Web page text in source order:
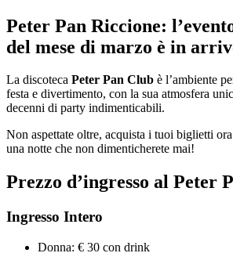
Peter Pan Riccione:
del mese di marzo è in
La discoteca Peter Pan Club è l’ambiente
festa e divertimento, con la sua atmosfera
decenni di party indimenticabili.
Non aspettate oltre, acquista i tuoi biglietti
una notte che non dimenticherete mai!
Prezzo d’ingresso al Peter
Ingresso Intero
Donna: € 30 con drink